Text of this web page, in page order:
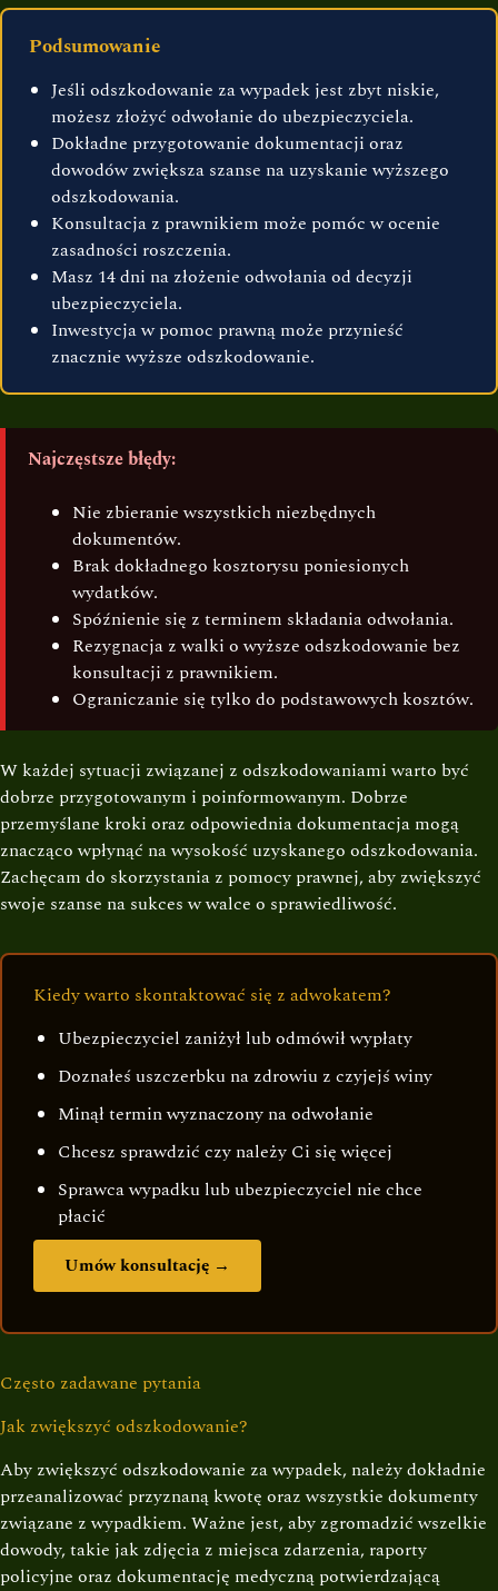
Podsumowanie
Jeśli odszkodowanie za wypadek jest zbyt niskie,
możesz złożyć odwołanie do ubezpieczyciela.
Dokładne przygotowanie dokumentacji oraz
dowodów zwiększa szanse na uzyskanie wyższego
odszkodowania.
Konsultacja z prawnikiem może pomóc w ocenie
zasadności roszczenia.
Masz 14 dni na złożenie odwołania od decyzji
ubezpieczyciela.
Inwestycja w pomoc prawną może przynieść
znacznie wyższe odszkodowanie.
Najczęstsze błędy:
Nie zbieranie wszystkich niezbędnych
dokumentów.
Brak dokładnego kosztorysu poniesionych
wydatków.
Spóźnienie się z terminem składania odwołania.
Rezygnacja z walki o wyższe odszkodowanie bez
konsultacji z prawnikiem.
Ograniczanie się tylko do podstawowych kosztów.
W każdej sytuacji związanej z odszkodowaniami warto być
dobrze przygotowanym i poinformowanym. Dobrze
przemyślane kroki oraz odpowiednia dokumentacja mogą
znacząco wpłynąć na wysokość uzyskanego odszkodowania.
Zachęcam do skorzystania z pomocy prawnej, aby zwiększyć
swoje szanse na sukces w walce o sprawiedliwość.
Kiedy warto skontaktować się z adwokatem?
Ubezpieczyciel zaniżył lub odmówił wypłaty
Doznałeś uszczerbku na zdrowiu z czyjejś winy
Minął termin wyznaczony na odwołanie
Chcesz sprawdzić czy należy Ci się więcej
Sprawca wypadku lub ubezpieczyciel nie chce
płacić
Umów konsultację →
Często zadawane pytania
Jak zwiększyć odszkodowanie?
Aby zwiększyć odszkodowanie za wypadek, należy dokładnie
przeanalizować przyznaną kwotę oraz wszystkie dokumenty
związane z wypadkiem. Ważne jest, aby zgromadzić wszelkie
dowody, takie jak zdjęcia z miejsca zdarzenia, raporty
policyjne oraz dokumentację medyczną potwierdzającą